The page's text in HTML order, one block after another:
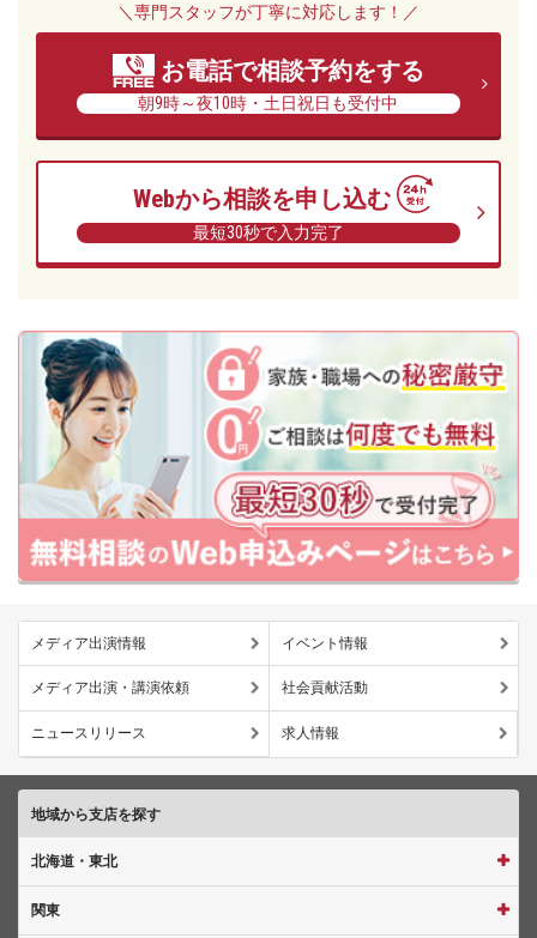
＼専門スタッフが丁寧に対応します！／
お電話で相談予約をする
朝9時～夜10時・土日祝日も受付中
Webから相談を申し込む
最短30秒で入力完了
メディア出演情報 イベント情報
メディア出演・講演依頼 社会貢献活動
ニュースリリース 求人情報
地域から支店を探す
北海道・東北
関東